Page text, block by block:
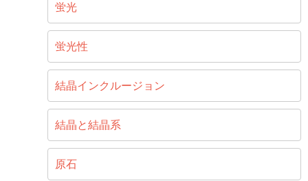
蛍光
蛍光性
結晶インクルージョン
結晶と結晶系
原石